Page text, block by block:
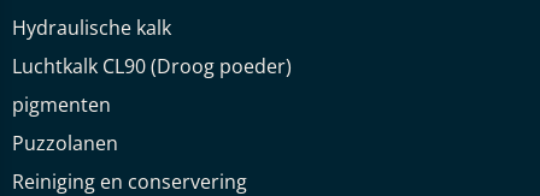
Hydraulische kalk
Luchtkalk CL90 (Droog poeder)
pigmenten
Puzzolanen
Reiniging en conservering